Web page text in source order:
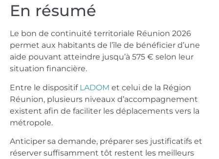
En résumé
Le bon de continuité territoriale Réunion 2026
permet aux habitants de l’île de bénéficier d’une
aide pouvant atteindre jusqu’à 575 € selon leur
situation financière.
Entre le dispositif LADOM et celui de la Région
Réunion, plusieurs niveaux d’accompagnement
existent afin de faciliter les déplacements vers la
métropole.
Anticiper sa demande, préparer ses justificatifs et
réserver suffisamment tôt restent les meilleurs